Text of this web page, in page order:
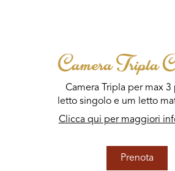
Camera Tripla
Camera Tripla per max 3
letto singolo e um letto
Clicca qui per maggiori
Prenota